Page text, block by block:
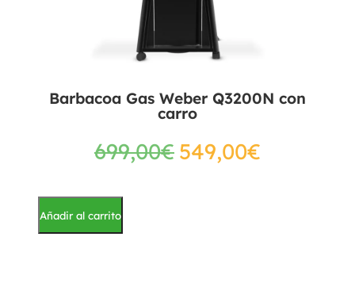
Barbacoa Gas Weber Q3200N con
carro
699,00€ 549,00€
Añadir al carrito